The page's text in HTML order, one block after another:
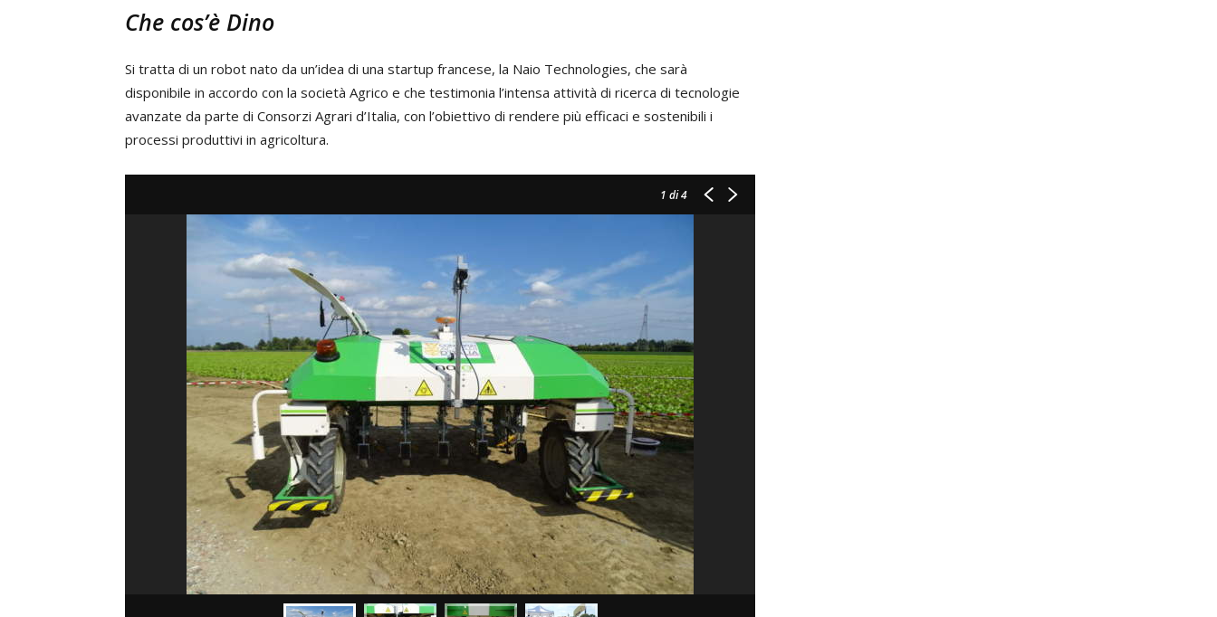
Che cos’è Dino
Si tratta di un robot nato da un’idea di una startup francese, la Naio Technologies, che sarà
disponibile in accordo con la società Agrico e che testimonia l’intensa attività di ricerca di tecnologie
avanzate da parte di Consorzi Agrari d’Italia, con l’obiettivo di rendere più efficaci e sostenibili i
processi produttivi in agricoltura.
1 di 4